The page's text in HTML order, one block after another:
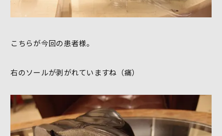
こちらが今回の患者様。
右のソールが剥がれていますね（痛）